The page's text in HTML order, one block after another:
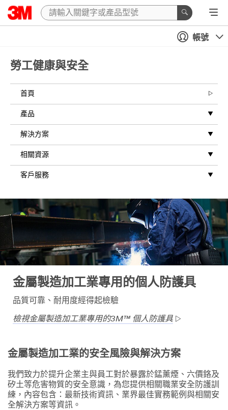
帳號
勞工健康與安全
首頁
產品
解決方案
相關資源
客戶服務
金屬製造加工業專用的個人防護具
品質可靠、耐用度經得起檢驗
檢視金屬製造加工業專用的3M™ 個人防護具
金屬製造加工業的安全風險與解決方案
我們致力於提升企業主與員工對於暴露於錳薰煙、六價鉻及
矽土等危害物質的安全意識，為您提供相關職業安全防護訓
練，內容包含：最新技術資訊、業界最佳實務範例與相關安
全解決方案等資訊。